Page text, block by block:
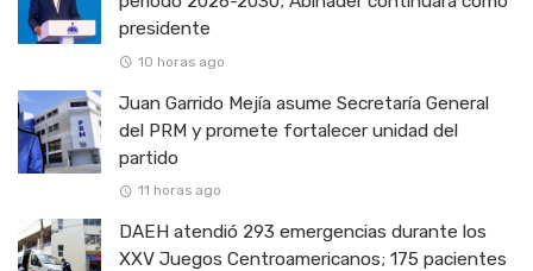
presidente
10 horas ago
Juan Garrido Mejía asume Secretaría General
del PRM y promete fortalecer unidad del
partido
11 horas ago
DAEH atendió 293 emergencias durante los
XXV Juegos Centroamericanos; 175 pacientes